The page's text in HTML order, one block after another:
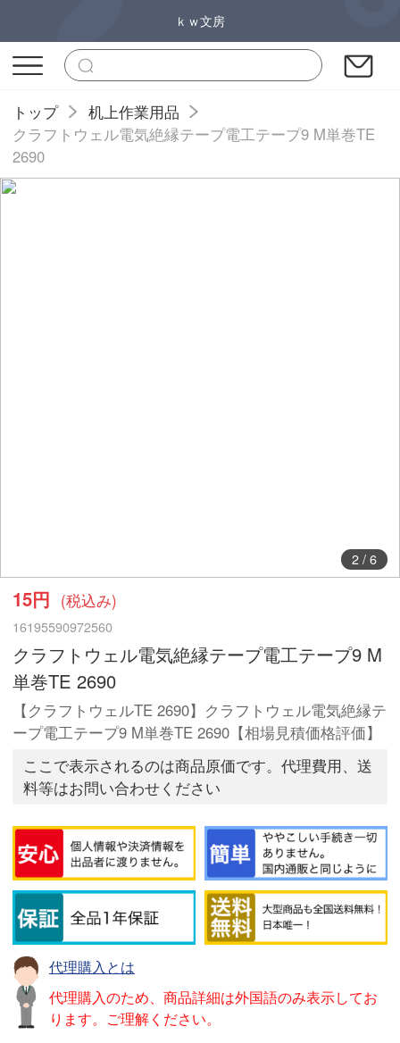
ｋｗ文房
トップ
机上作業用品
クラフトウェル電気絶縁テープ電工テープ9 M単巻TE
2690
2/ 6
15円 (税込み)
16195590972560
クラフトウェル電気絶縁テープ電工テープ9 M
単巻TE 2690
【クラフトウェルTE 2690】クラフトウェル電気絶縁テ
ープ電工テープ9 M単巻TE 2690【相場見積価格評価】
ここで表示されるのは商品原価です。代理費用、送
料等はお問い合わせください
代理購入とは
代理購入のため、商品詳細は外国語のみ表示してお
ります。ご理解ください。